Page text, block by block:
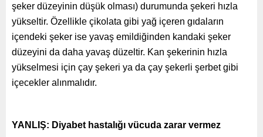
şeker düzeyinin düşük olması) durumunda şekeri hızla
yükseltir. Özellikle çikolata gibi yağ içeren gıdaların
içendeki şeker ise yavaş emildiğinden kandaki şeker
düzeyini da daha yavaş düzeltir. Kan şekerinin hızla
yükselmesi için çay şekeri ya da çay şekerli şerbet gibi
içecekler alınmalıdır.
YANLIŞ: Diyabet hastalığı vücuda zarar vermez